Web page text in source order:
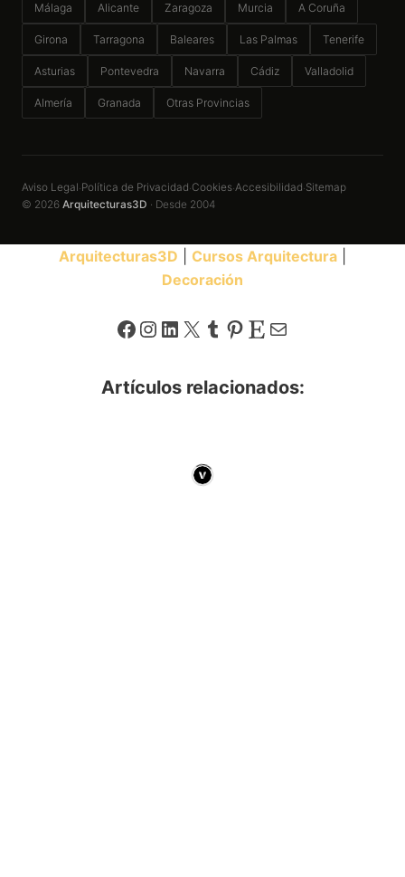
Málaga Alicante Zaragoza Murcia A Coruña
Girona Tarragona Baleares Las Palmas Tenerife
Asturias Pontevedra Navarra Cádiz Valladolid
Almería Granada Otras Provincias
Aviso Legal·Política de Privacidad·Cookies·Accesibilidad·Sitemap
© 2026 Arquitecturas3D · Desde 2004
Arquitecturas3D Cursos Arquitectura
Decoración
Facebook
Instagram
LinkedIn
X Tumblr
Pinterest
EtsyCorreo electrónico
Artículos relacionados: